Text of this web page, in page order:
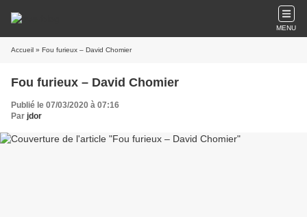
MENU
Accueil » Fou furieux – David Chomier
Fou furieux – David Chomier
Publié le 07/03/2020 à 07:16
Par jdor